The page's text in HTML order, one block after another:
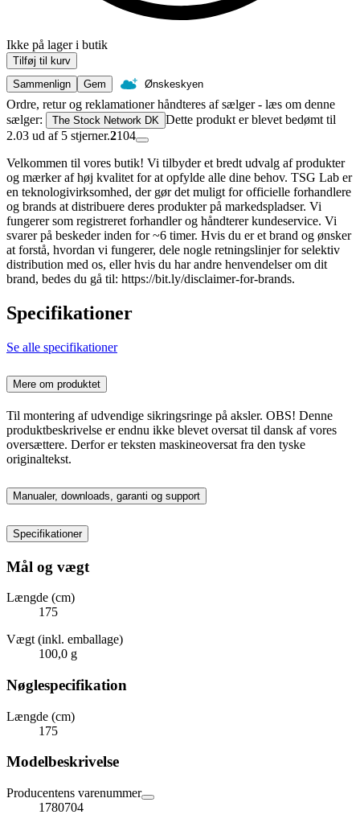
Ikke på lager i butik
Tilføj til kurv
Sammenlign
Gem Ønskeskyen
Ordre, retur og reklamationer håndteres af sælger - læs om denne
sælger:
The Stock Network DK Dette produkt er blevet bedømt til
2.03 ud af 5 stjerner.2104
Velkommen til vores butik! Vi tilbyder et bredt udvalg af produkter
og mærker af høj kvalitet for at opfylde alle dine behov. TSG Lab er
en teknologivirksomhed, der gør det muligt for officielle forhandlere
og brands at distribuere deres produkter på markedspladser. Vi
fungerer som registreret forhandler og håndterer kundeservice. Vi
svarer på beskeder inden for ~6 timer. Hvis du er et brand og ønsker
at forstå, hvordan vi fungerer, dele nogle retningslinjer for selektiv
distribution med os, eller hvis du har andre henvendelser om dit
brand, bedes du gå til: https://bit.ly/disclaimer-for-brands.
Specifikationer
Se alle specifikationer
Mere om produktet
Til montering af udvendige sikringsringe på aksler. OBS! Denne
produktbeskrivelse er endnu ikke blevet oversat til dansk af vores
oversættere. Derfor er teksten maskineoversat fra den tyske
originaltekst.
Manualer, downloads, garanti og support
Specifikationer
Mål og vægt
Længde (cm)
175
Vægt (inkl. emballage)
100,0 g
Nøglespecifikation
Længde (cm)
175
Modelbeskrivelse
Producentens varenummer
1780704